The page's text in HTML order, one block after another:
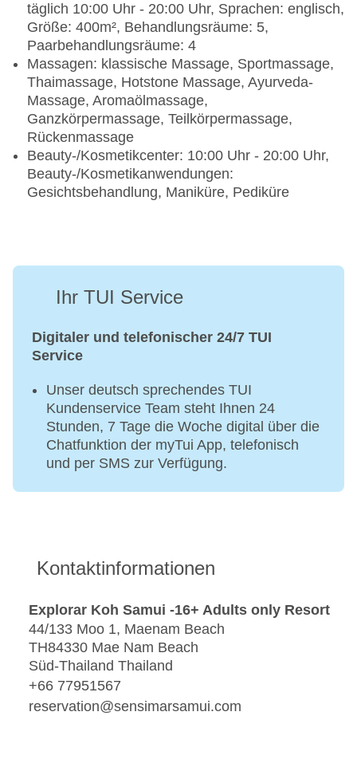
täglich 10:00 Uhr - 20:00 Uhr, Sprachen: englisch,
Größe: 400m², Behandlungsräume: 5,
Paarbehandlungsräume: 4
Massagen: klassische Massage, Sportmassage,
Thaimassage, Hotstone Massage, Ayurveda-
Massage, Aromaölmassage,
Ganzkörpermassage, Teilkörpermassage,
Rückenmassage
Beauty-/Kosmetikcenter: 10:00 Uhr - 20:00 Uhr,
Beauty-/Kosmetikanwendungen:
Gesichtsbehandlung, Maniküre, Pediküre
Ihr TUI Service
Digitaler und telefonischer 24/7 TUI
Service
Unser deutsch sprechendes TUI
Kundenservice Team steht Ihnen 24
Stunden, 7 Tage die Woche digital über die
Chatfunktion der myTui App, telefonisch
und per SMS zur Verfügung.
Kontaktinformationen
Explorar Koh Samui -16+ Adults only Resort
44/133 Moo 1, Maenam Beach
TH84330 Mae Nam Beach
Süd-Thailand Thailand
+66 77951567
reservation@sensimarsamui.com